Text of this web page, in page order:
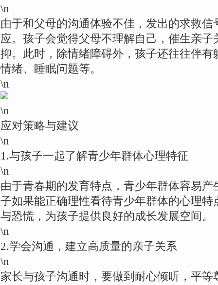
\n
由于和父母的沟通体验不佳，发出的求救
应。孩子会觉得父母不理解自己，催生亲
抑。此时，除情绪障碍外，孩子还往往伴
情绪、睡眠问题等。
\n
\n
应对策略与建议
\n
1.与孩子一起了解青少年群体心理特征
\n
由于青春期的发育特点，青少年群体容易
子如果能正确理性看待青少年群体的心理
与恐慌，为孩子提供良好的成长发展空间。
\n
2.学会沟通，建立高质量的亲子关系
\n
家长与孩子沟通时，要做到耐心倾听，平